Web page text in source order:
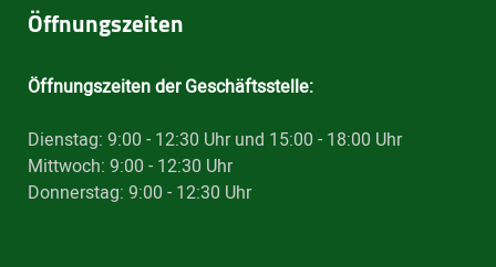
Öffnungszeiten
Öffnungszeiten der Geschäftsstelle:
Dienstag: 9:00 - 12:30 Uhr und 15:00 - 18:00 Uhr
Mittwoch: 9:00 - 12:30 Uhr
Donnerstag: 9:00 - 12:30 Uhr